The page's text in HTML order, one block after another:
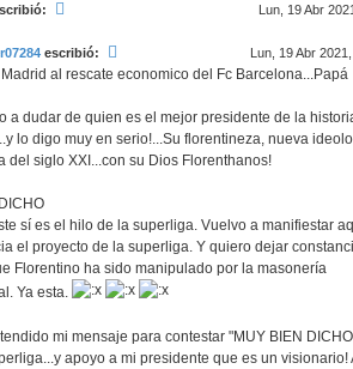
Lun, 19 Abr
escribió: Lun, 19 Abr
al rescate economico del Fc Barcelona...Papá
a dudar de quien es el mejor presidente de la
lo digo muy en serio!...Su florentineza, nueva
del siglo XXI...con su Dios Florenthanos!
sí es el hilo de la superliga. Vuelvo a manifiestar
el proyecto de la superliga. Y quiero dejar
Florentino ha sido manipulado por la masonería
Ya esta.
mi mensaje para contestar "MUY BIEN
apoyo a mi presidente que es un visionario!